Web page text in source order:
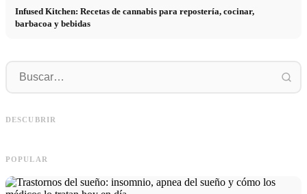
Infused Kitchen: Recetas de cannabis para repostería, cocinar,
barbacoa y bebidas
DESCUBRIR
Marketing
POPULAR